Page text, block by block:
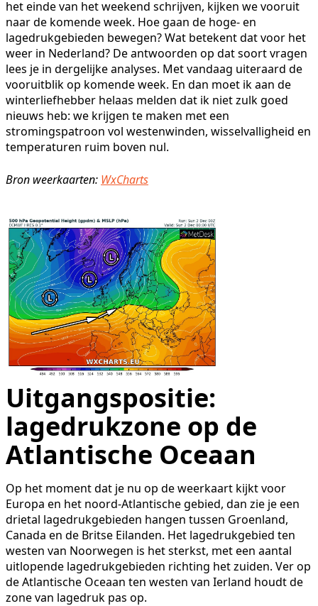
het einde van het weekend schrijven, kijken we vooruit
naar de komende week. Hoe gaan de hoge- en
lagedrukgebieden bewegen? Wat betekent dat voor het
weer in Nederland? De antwoorden op dat soort vragen
lees je in dergelijke analyses. Met vandaag uiteraard de
vooruitblik op komende week. En dan moet ik aan de
winterliefhebber helaas melden dat ik niet zulk goed
nieuws heb: we krijgen te maken met een
stromingspatroon vol westenwinden, wisselvalligheid en
temperaturen ruim boven nul.
Bron weerkaarten: WxCharts
Uitgangspositie:
lagedrukzone op de
Atlantische Oceaan
Op het moment dat je nu op de weerkaart kijkt voor
Europa en het noord-Atlantische gebied, dan zie je een
drietal lagedrukgebieden hangen tussen Groenland,
Canada en de Britse Eilanden. Het lagedrukgebied ten
westen van Noorwegen is het sterkst, met een aantal
uitlopende lagedrukgebieden richting het zuiden. Ver op
de Atlantische Oceaan ten westen van Ierland houdt de
zone van lagedruk pas op.